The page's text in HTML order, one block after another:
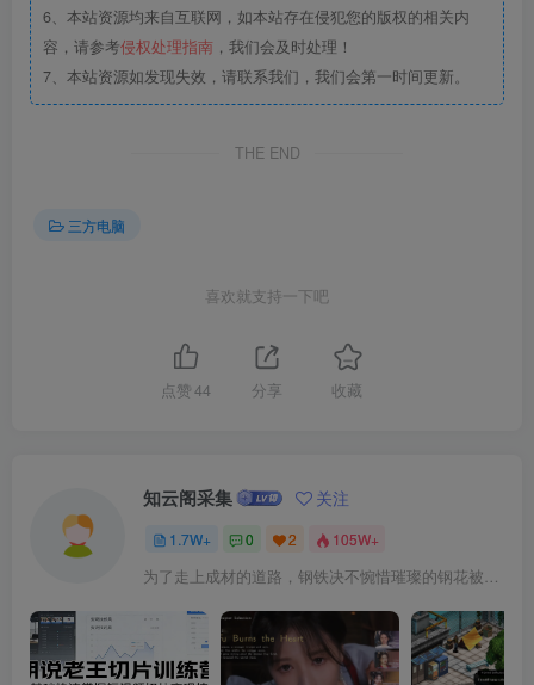
6、本站资源均来自互联网，如本站存在侵犯您的版权的相关内
容，请参考侵权处理指南 ，我们会及时处理！
7、本站资源如发现失效，请联系我们，我们会第一时间更新。
THE END
三方电脑
喜欢就支持一下吧
点赞 44 分享 收藏
知云阁采集 关注
1.7W+ 0 2 105W+